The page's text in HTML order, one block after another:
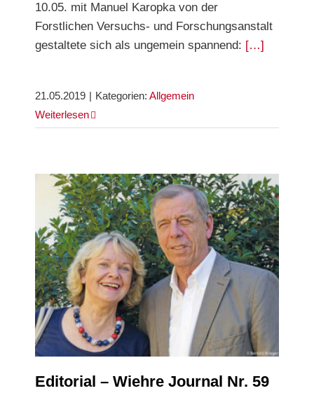
10.05. mit Manuel Karopka von der
Forstlichen Versuchs- und Forschungsanstalt
gestaltete sich als ungemein spannend: […]
21.05.2019 | Kategorien: Allgemein
Weiterlesen
Editorial – Wiehre Journal Nr. 59
Editorial – Wiehre Journal Nr. 59